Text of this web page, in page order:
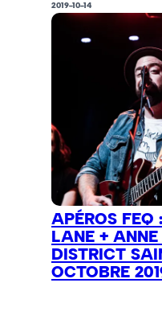
2019-10-14
APÉROS FEQ
LANE +
DISTRICT
OCTOBRE